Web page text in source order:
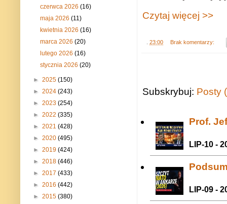
Czytaj więcej >>
23:00 Brak komentarzy:
Subskrybuj: Posty
Prof.
LIP-10 -
LIP-09 -
czerwca 2026(16)
maja 2026(11)
kwietnia 2026(16)
marca 2026(20)
lutego 2026(16)
stycznia 2026(20)
► 2025 (150)
► 2024 (243)
► 2023 (254)
► 2022 (335)
► 2021 (428)
► 2020 (495)
► 2019 (424)
► 2018 (446)
► 2017 (433)
► 2016 (442)
► 2015 (380)